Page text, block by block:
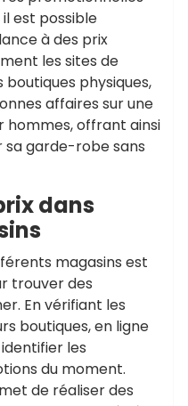
est possible
à des prix
les sites de
boutiques physiques,
affaires sur une
offrant ainsi
sa garde-robe sans
dans
magasins est
trouver des
En vérifiant les
boutiques, en ligne
les
du moment.
de réaliser des